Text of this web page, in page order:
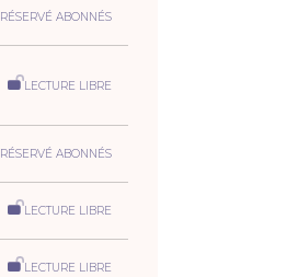
RÉSERVÉ ABONNÉS
LECTURE LIBRE
RÉSERVÉ ABONNÉS
LECTURE LIBRE
LECTURE LIBRE